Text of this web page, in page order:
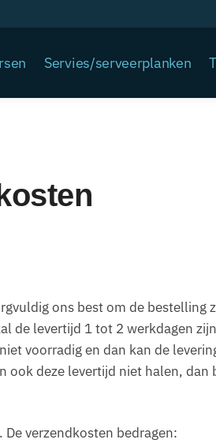
Servies/serveerplanken
ons best om de bestelling
de levertijd 1 tot 2 werkdagen
voorradig en dan kan de
deze levertijd niet halen, dan
verzendkosten bedragen: